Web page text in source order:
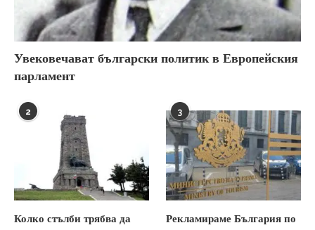
Увековечават български политик в Европейския
парламент
2
Колко стълби трябва да
3
Рекламираме България по